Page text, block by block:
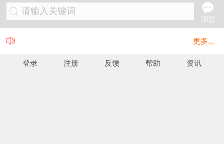
请输入关键词
消息
更多...
登录 注册 反馈 帮助 资讯